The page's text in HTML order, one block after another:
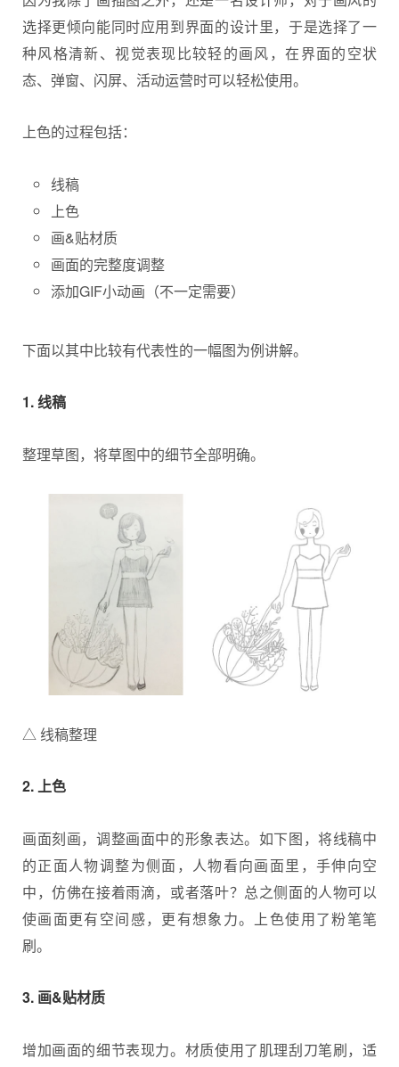
选择更倾向能同时应用到界面的设计里，于是选择了一
种风格清新、视觉表现比较轻的画风，在界面的空状
态、弹窗、闪屏、活动运营时可以轻松使用。
上色的过程包括：
线稿
上色
画&贴材质
画面的完整度调整
添加GIF小动画（不一定需要）
下面以其中比较有代表性的一幅图为例讲解。
1. 线稿
整理草图，将草图中的细节全部明确。
△ 线稿整理
​2. 上色
画面刻画，调整画面中的形象表达。如下图，将线稿中
的正面人物调整为侧面，人物看向画面里，手伸向空
中，仿佛在接着雨滴，或者落叶？总之侧面的人物可以
使画面更有空间感，更有想象力。上色使用了粉笔笔
刷。
​3. 画&贴材质
增加画面的细节表现力。材质使用了肌理刮刀笔刷，适